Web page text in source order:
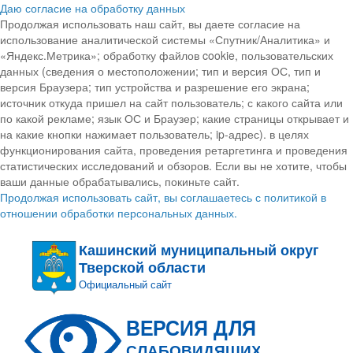
Даю согласие на обработку данных
Продолжая использовать наш сайт, вы даете согласие на
использование аналитической системы «Спутник/Аналитика» и
«Яндекс.Метрика»; обработку файлов cookie, пользовательских
данных (сведения о местоположении; тип и версия ОС, тип и
версия Браузера; тип устройства и разрешение его экрана;
источник откуда пришел на сайт пользователь; с какого сайта или
по какой рекламе; язык ОС и Браузер; какие страницы открывает и
на какие кнопки нажимает пользователь; ip-адрес). в целях
функционирования сайта, проведения ретаргетинга и проведения
статистических исследований и обзоров. Если вы не хотите, чтобы
ваши данные обрабатывались, покиньте сайт.
Продолжая использовать сайт, вы соглашаетесь с политикой в
отношении обработки персональных данных.